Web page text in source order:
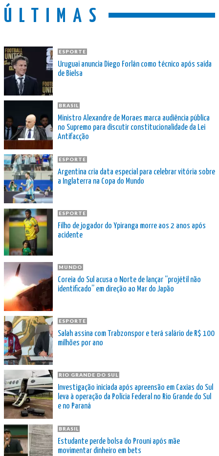
ÚLTIMAS
ESPORTE
Uruguai anuncia Diego Forlán como técnico após saída
de Bielsa
BRASIL
Ministro Alexandre de Moraes marca audiência pública
no Supremo para discutir constitucionalidade da Lei
Antifacção
ESPORTE
Argentina cria data especial para celebrar vitória sobre
a Inglaterra na Copa do Mundo
ESPORTE
Filho de jogador do Ypiranga morre aos 2 anos após
acidente
MUNDO
Coreia do Sul acusa o Norte de lançar “projétil não
identificado” em direção ao Mar do Japão
ESPORTE
Salah assina com Trabzonspor e terá salário de R$ 100
milhões por ano
RIO GRANDE DO SUL
Investigação iniciada após apreensão em Caxias do Sul
leva à operação da Polícia Federal no Rio Grande do Sul
e no Paraná
BRASIL
Estudante perde bolsa do Prouni após mãe
movimentar dinheiro em bets